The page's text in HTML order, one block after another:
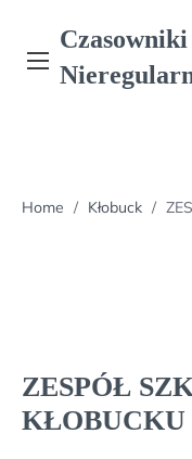
content
Czasowniki
Home / Kłobuck /
ZESPÓŁ
KŁOBUCKU